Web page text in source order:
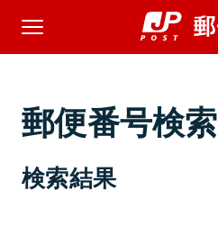
郵便番号検索
検索結果